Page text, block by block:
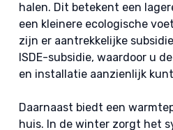
halen. Dit betekent een
een kleinere ecologische
zijn er aantrekkelijke
ISDE-subsidie, waardoor u
en installatie aanzienlijk
Daarnaast biedt een
huis. In de winter zorgt het